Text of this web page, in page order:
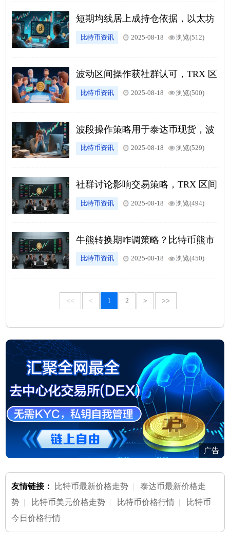
短期均线居上成持仓依据，以太坊
均线多头排列策略受捧
比特币资讯 2025-08-18 浏览(512)
波动区间操作获社群认可，TRX 区
间交易法引发行业讨论
比特币资讯 2025-08-18 浏览(500)
波段操作策略用于泰达币现货，波
动 3% 以上做波段
比特币资讯 2025-08-18 浏览(529)
社群讨论影响交易策略，TRX 区间
交易法大家说好，试了真行
比特币资讯 2025-08-18 浏览(494)
牛熊转换期咋调策略？比特币熊市
定投牛市止盈体系
比特币资讯 2025-08-18 浏览(450)
<< < 1 2 > >>
广告
友情链接： 比特币最新价格走势 |泰达币最新价格走
势 | 比特币美元价格走势 | 比特币价格行情 | 比特币
今日价格行情